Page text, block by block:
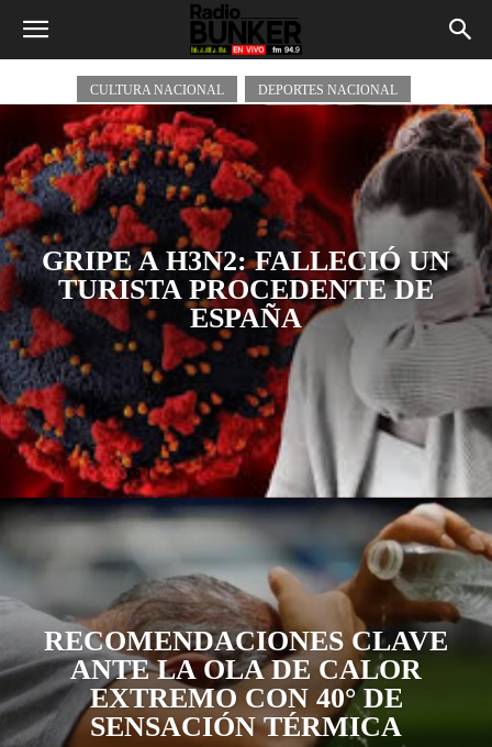
Salud Nacional
CULTURA NACIONAL DEPORTES NACIONAL
GRIPE A H3N2: FALLECIÓ UN
TURISTA PROCEDENTE DE
ESPAÑA
RECOMENDACIONES CLAVE
ANTE LA OLA DE CALOR
EXTREMO CON 40° DE
SENSACIÓN TÉRMICA